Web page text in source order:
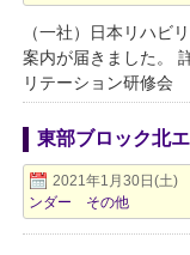
（一社）日本リハビ
案内が届きました
リテーション研修会
東部ブロック北
2021年1月30日(土)
ンダー その他